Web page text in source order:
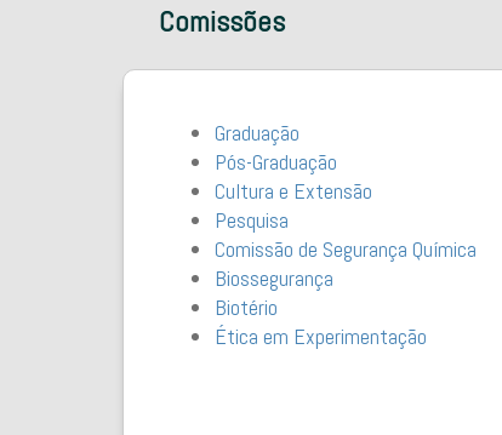
Comissões
Graduação
Pós-Graduação
Cultura e Extensão
Pesquisa
Comissão de Segurança Química
Biossegurança
Biotério
Ética em Experimentação